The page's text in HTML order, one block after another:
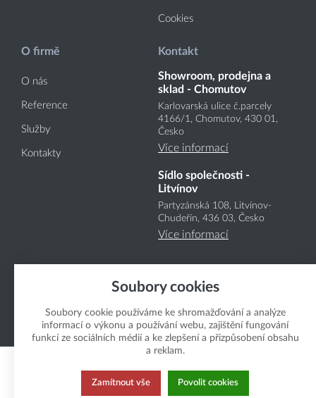
Cookies
O firmě
O nás
Reference
Služby
Kontakty
Kontakt
Showroom, prodejna a
sklad - Chomutov
Karlovarská ulice č.parcely
4166/1, Chomutov, 430 01,
Česko
Více informací
Sídlo společnosti -
Litvínov
Partyzánská 108, Litvínov-
Chudeřín, 436 03, Česko
Více informací
Copyright Boukal.CZ 2026
Soubory cookies
Soubory cookie používáme ke shromažďování a analýze
informací o výkonu a používání webu, zajištění fungování
funkcí ze sociálních médií a ke zlepšení a přizpůsobení obsahu
a reklam.
Zamítnout vše Povolit cookies